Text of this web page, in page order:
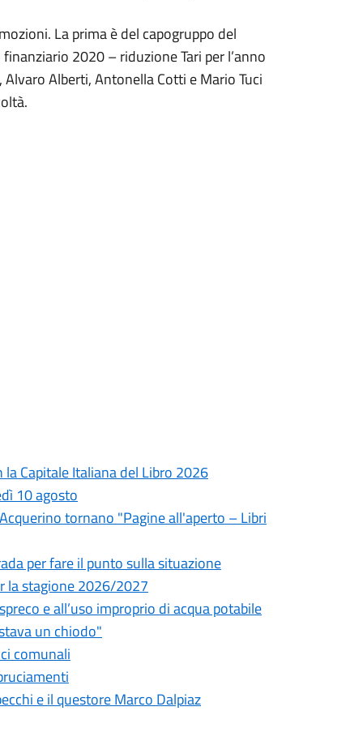
La prima è del capogruppo del
2020 – riduzione Tari per l’anno
Alberti, Antonella Cotti e Mario Tuci
Capitale Italiana del Libro 2026
10 agosto
tornano "Pagine all'aperto – Libri
per fare il punto sulla situazione
la stagione 2026/2027
e all’uso improprio di acqua potabile
un chiodo"
comunali
e il questore Marco Dalpiaz